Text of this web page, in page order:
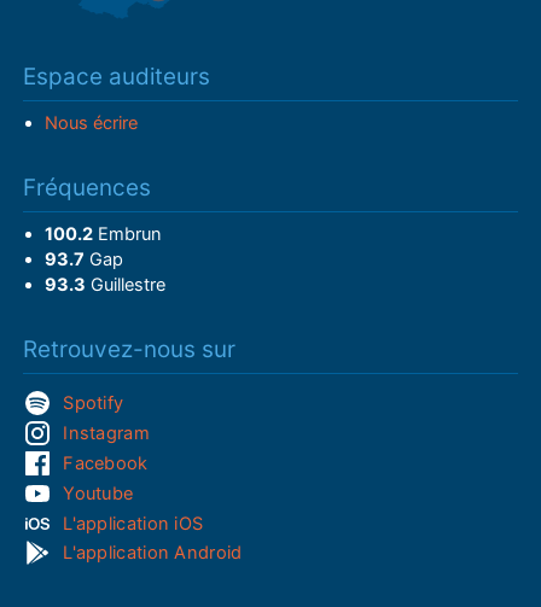
Espace auditeurs
Nous écrire
Fréquences
100.2Embrun
93.7 Gap
93.3 Guillestre
Retrouvez-nous sur
Spotify
Instagram
Facebook
Youtube
L'application iOS
L'application Android